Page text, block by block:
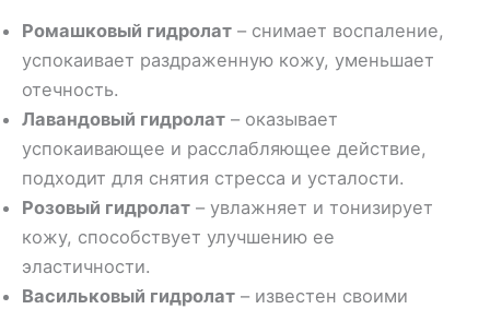
Ромашковый гидролат – снимает воспаление,
успокаивает раздраженную кожу, уменьшает
отечность.
Лавандовый гидролат – оказывает
успокаивающее и расслабляющее действие,
подходит для снятия стресса и усталости.
Розовый гидролат – увлажняет и тонизирует
кожу, способствует улучшению ее
эластичности.
Васильковый гидролат – известен своими